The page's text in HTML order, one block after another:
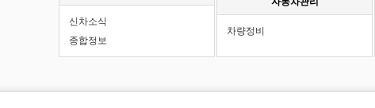
신차소식
종합정보
차량정비